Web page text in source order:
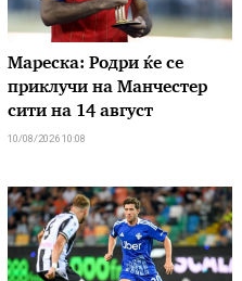
Мареска: Родри ќе се
приклучи на Манчестер
сити на 14 август
10/08/2026 10:08